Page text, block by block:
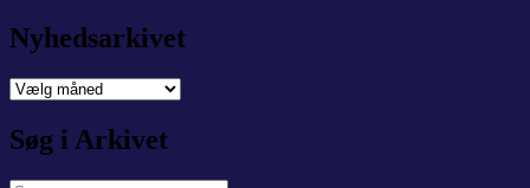
Nyhedsarkivet
Nyhedsarkivet
Søg i Arkivet